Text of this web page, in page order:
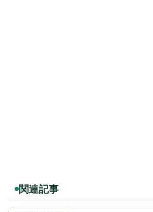
関連記事